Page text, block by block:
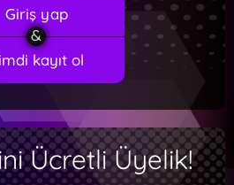
Giriş yap
kayıt ol
Ücretli Üyelik!